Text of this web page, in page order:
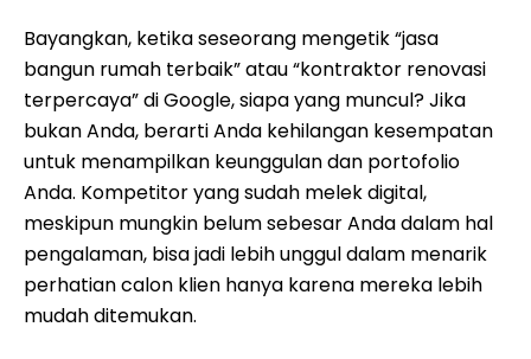
Bayangkan, ketika seseorang mengetik “jasa
bangun rumah terbaik” atau “kontraktor renovasi
terpercaya” di Google, siapa yang muncul? Jika
bukan Anda, berarti Anda kehilangan kesempatan
untuk menampilkan keunggulan dan portofolio
Anda. Kompetitor yang sudah melek digital,
meskipun mungkin belum sebesar Anda dalam hal
pengalaman, bisa jadi lebih unggul dalam menarik
perhatian calon klien hanya karena mereka lebih
mudah ditemukan.